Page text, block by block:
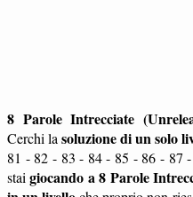
8 Parole Intrecciate
Cerchi la soluzione di un solo
81 - 82 - 83 - 84 - 85 - 86 - 87
staigiocando a 8 Parole